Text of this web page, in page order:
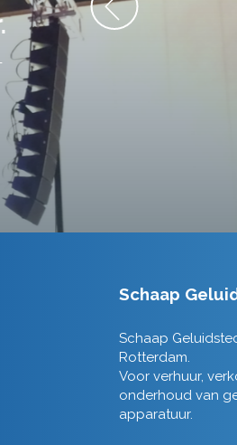
Schaap
Schaap
Rotterdam.
Voor verhuur,
onderhoud van
apparatuur.